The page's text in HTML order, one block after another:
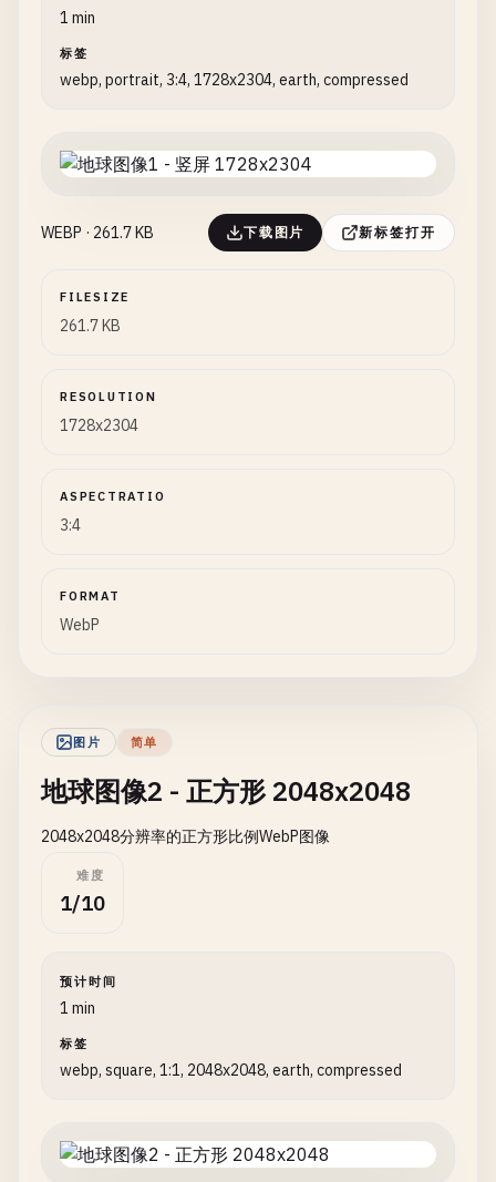
1 min
标签
webp, portrait, 3:4, 1728x2304, earth, compressed
WEBP · 261.7 KB 下载图片 新标签打开
FILESIZE
261.7 KB
RESOLUTION
1728x2304
ASPECTRATIO
3:4
FORMAT
WebP
图片 简单
地球图像2 - 正方形 2048x2048
2048x2048分辨率的正方形比例WebP图像
难度
1/10
预计时间
1 min
标签
webp, square, 1:1, 2048x2048, earth, compressed